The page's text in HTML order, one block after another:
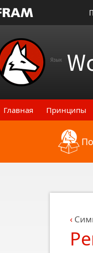
Язык
Главная Принципы
Назад к последним